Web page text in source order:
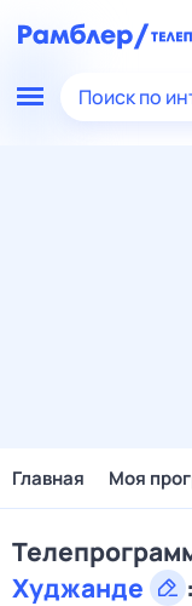
Поиск по
Главная Моя
Худжанде
: